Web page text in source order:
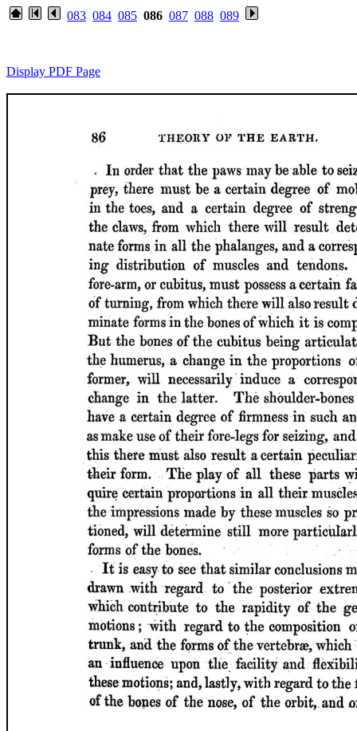
083 084 085 086 087 088 089
Display PDF Page